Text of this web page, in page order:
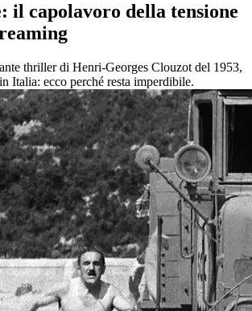
il capolavoro della tensione
thriller di Henri-Georges Clouzot del 1953,
Italia: ecco perché resta imperdibile.